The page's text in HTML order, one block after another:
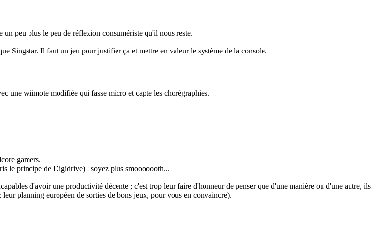
peu plus le peu de réflexion consumériste qu'il nous reste.
Singstar. Il faut un jeu pour justifier ça et mettre en valeur le système de la console.
une wiimote modifiée qui fasse micro et capte les chorégraphies.
gamers.
le principe de Digidrive) ; soyez plus smooooooth...
d'avoir une productivité décente ; c'est trop leur faire d'honneur de penser que d'une manière ou d'une autre, ils
planning européen de sorties de bons jeux, pour vous en convaincre).